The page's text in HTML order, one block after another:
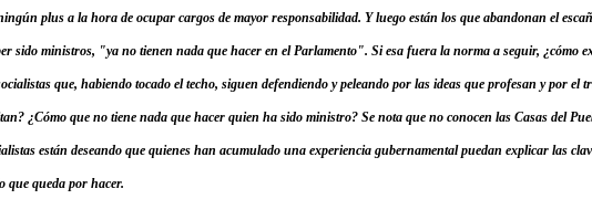
plus a la hora de ocupar cargos de mayor responsabilidad. Y luego están los que abandonan el
sido ministros, "ya no tienen nada que hacer en el Parlamento". Si esa fuera la norma a seguir, ¿cómo
que, habiendo tocado el techo, siguen defendiendo y peleando por las ideas que profesan y por el
¿Cómo que no tiene nada que hacer quien ha sido ministro? Se nota que no conocen las Casas del
están deseando que quienes han acumulado una experiencia gubernamental puedan explicar las
que queda por hacer.